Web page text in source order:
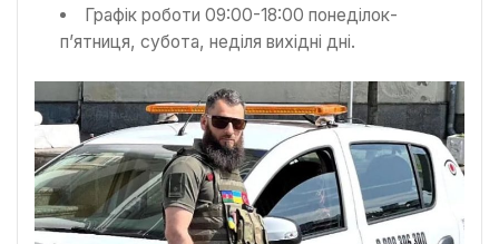
Графік роботи 09:00-18:00 понеділок-
п’ятниця, субота, неділя вихідні дні.